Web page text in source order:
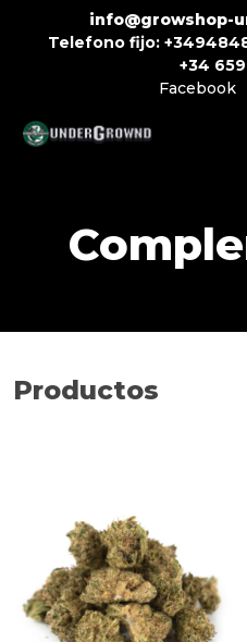
info@growshop-
Telefono fijo:
+34
Facebook
Productos